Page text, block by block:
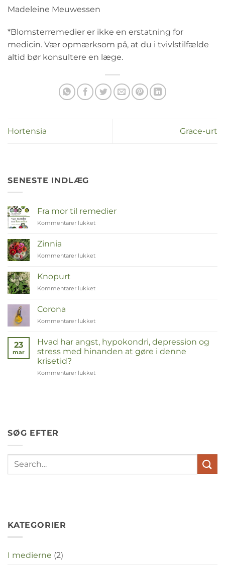
Madeleine Meuwessen
*Blomsterremedier er ikke en erstatning for
medicin. Vær opmærksom på, at du i tvivlstilfælde
altid bør konsultere en læge.
Hortensia Grace-urt
SENESTE INDLÆG
Fra mor til remedier
Kommentarer lukket
Zinnia
Kommentarer lukket
Knopurt
Kommentarer lukket
Corona
Kommentarer lukket
23
mar
Hvad har angst, hypokondri, depression og
stress med hinanden at gøre i denne
krisetid?
Kommentarer lukket
in
SØG EFTER
KATEGORIER
I medierne (2)